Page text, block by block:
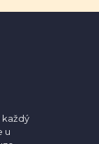
každý
u